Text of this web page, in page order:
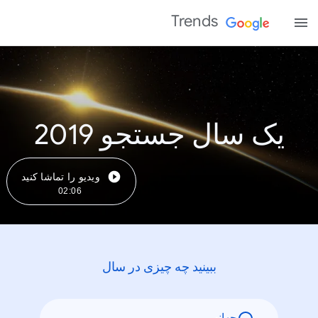
Trends
یک سال جستجو 2019
ویدیو را تماشا کنید
02:06
ببینید چه چیزی در سال